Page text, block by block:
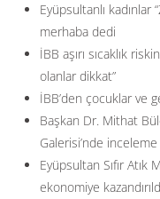
Eyüpsultanlı kadınlar
merhaba dedi
İBB aşırı sıcaklık
olanlar dikkat”
İBB’den çocuklar ve
Başkan Dr. Mithat
Galerisi’nde inceleme
Eyüpsultan Sıfır Atık
ekonomiye